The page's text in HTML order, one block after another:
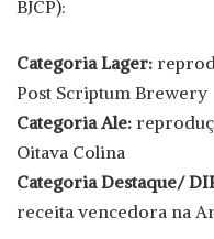
BJCP):
Categoria Lager:
Post Scriptum Brewery
Categoria Ale:
Oitava Colina
Categoria Destaque/
receita vencedora na